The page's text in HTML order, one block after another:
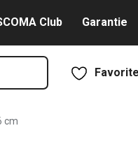
Club Garantie
cm